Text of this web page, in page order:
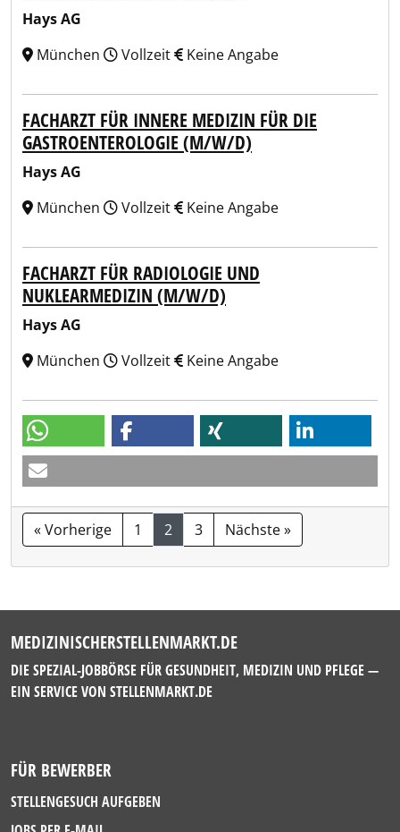
Hays AG
München
Vollzeit Keine Angabe
FACHARZT FÜR INNERE MEDIZIN FÜR DIE
GASTROENTEROLOGIE (M/W/D)
Hays AG
München
Vollzeit Keine Angabe
FACHARZT FÜR RADIOLOGIE UND
NUKLEARMEDIZIN (M/W/D)
Hays AG
München
Vollzeit Keine Angabe
« Vorherige 1 2 3 Nächste »
MEDIZINISCHERSTELLENMARKT.DE
DIE SPEZIAL-JOBBÖRSE FÜR GESUNDHEIT, MEDIZIN UND PFLEGE —
EIN SERVICE VON STELLENMARKT.DE
FÜR BEWERBER
STELLENGESUCH AUFGEBEN